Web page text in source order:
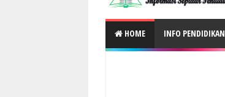
HOME INFO PENDIDIKAN